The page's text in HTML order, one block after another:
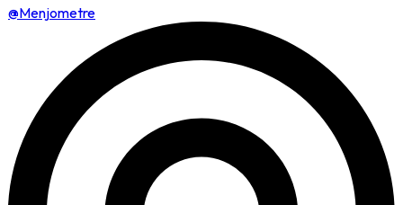
@Menjometre